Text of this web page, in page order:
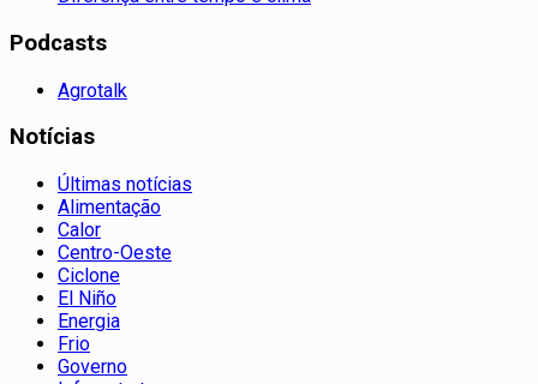
Podcasts
Agrotalk
Notícias
Últimas notícias
Alimentação
Calor
Centro-Oeste
Ciclone
El Niño
Energia
Frio
Governo